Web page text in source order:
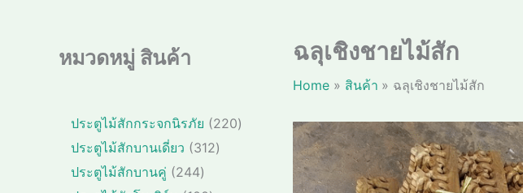
หมวดหมู่ สินค้า
ประตูไม้สักกระจกนิรภัย 2202
ประตูไม้สักบานเดี่ยว 3123
ประตูไม้สักบานคู่ 2442
ฉลุเชิงชายไม้สัก
Home สินค้า ฉลุเชิงชายไม้สัก